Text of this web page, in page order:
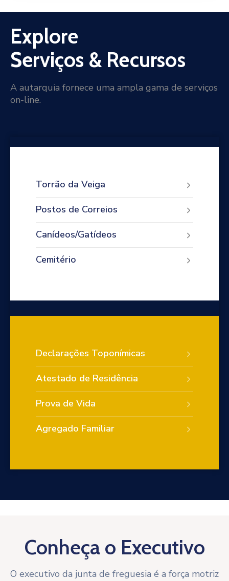
Explore
Serviços & Recursos
A autarquia fornece uma ampla gama de serviços
on-line.
Torrão da Veiga
Postos de Correios
Canídeos/Gatídeos
Cemitério
Declarações Toponímicas
Atestado de Residência
Prova de Vida
Agregado Familiar
Conheça o Executivo
O executivo da junta de freguesia é a força motriz